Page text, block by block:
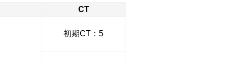
CT
初期CT：5